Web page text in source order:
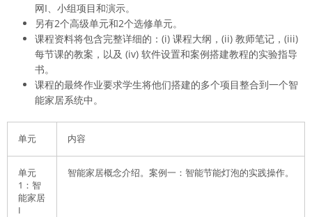
网I、小组项目和演示。
另有2个高级单元和2个选修单元。
课程资料将包含完整详细的：(i) 课程大纲，(ii) 教师笔记，(iii)
每节课的教案，以及 (iv) 软件设置和案例搭建教程的实验指导
书。
课程的最终作业要求学生将他们搭建的多个项目整合到一个智
能家居系统中。
单元 内容
单元
1：智
能家居
I
智能家居概念介绍。案例一：智能节能灯泡的实践操作。